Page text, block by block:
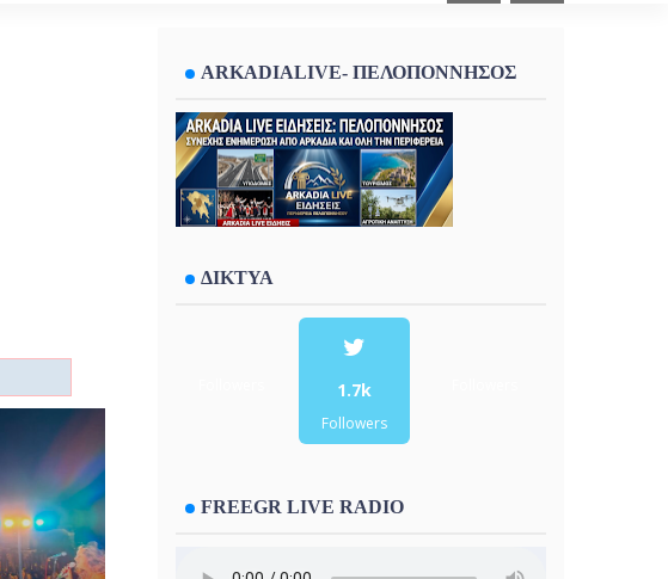
ARKADIALIVE- ΠΕΛΟΠΟΝΝΗΣΟΣ
ΔΙΚΤΥΑ
1.7k
Followers
FREEGR LIVE RADIO